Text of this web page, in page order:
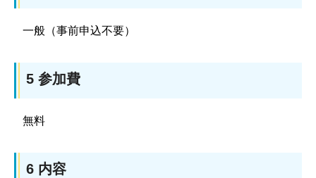
一般（事前申込不要）
5 参加費
無料
6 内容